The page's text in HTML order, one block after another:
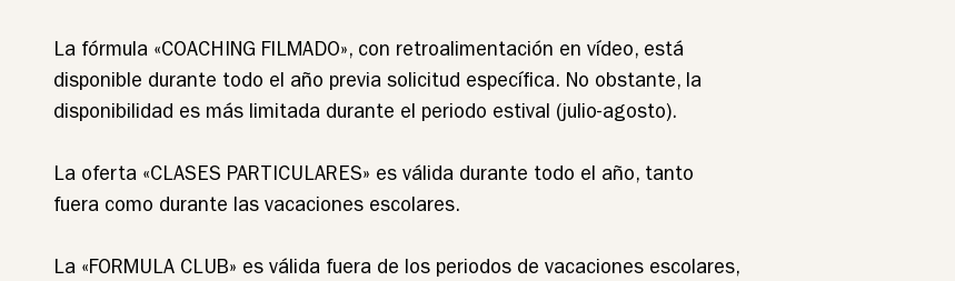
La fórmula «COACHING FILMADO», con retroalimentación en vídeo, está
disponible durante todo el año previa solicitud específica. No obstante, la
disponibilidad es más limitada durante el periodo estival (julio-agosto).
La oferta «CLASES PARTICULARES» es válida durante todo el año, tanto
fuera como durante las vacaciones escolares.
La «FORMULA CLUB» es válida fuera de los periodos de vacaciones escolares,